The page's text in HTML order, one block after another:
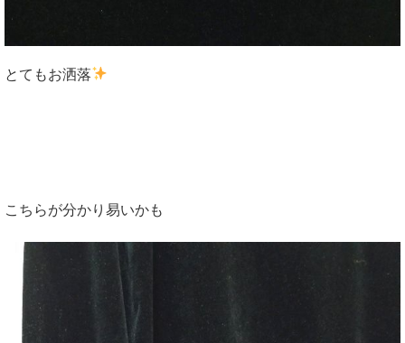
とてもお洒落
こちらが分かり易いかも